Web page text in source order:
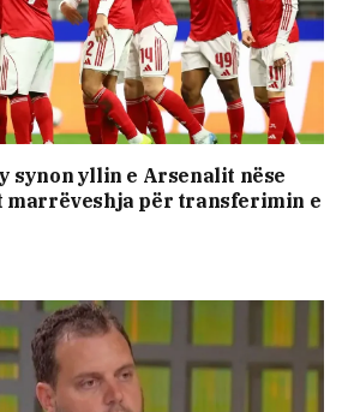
synon yllin e Arsenalit nëse
marrëveshja për transferimin e